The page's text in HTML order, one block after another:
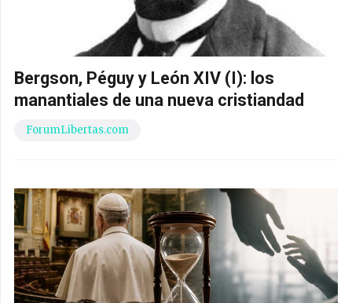
Bergson, Péguy y León XIV (I): los
manantiales de una nueva cristiandad
ForumLibertas.com